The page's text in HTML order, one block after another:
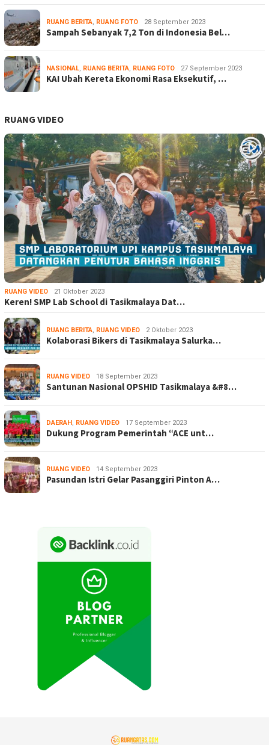
RUANG BERITA, RUANG FOTO 28 September 2023
Sampah Sebanyak 7,2 Ton di Indonesia Bel…
NASIONAL, RUANG BERITA, RUANG FOTO 27 September 2023
KAI Ubah Kereta Ekonomi Rasa Eksekutif, …
RUANG VIDEO
RUANG VIDEO 21 Oktober 2023
Keren! SMP Lab School di Tasikmalaya Dat…
RUANG BERITA, RUANG VIDEO 2 Oktober 2023
Kolaborasi Bikers di Tasikmalaya Salurka…
RUANG VIDEO 18 September 2023
Santunan Nasional OPSHID Tasikmalaya &#8…
DAERAH, RUANG VIDEO 17 September 2023
Dukung Program Pemerintah “ACE unt…
RUANG VIDEO 14 September 2023
Pasundan Istri Gelar Pasanggiri Pinton A…